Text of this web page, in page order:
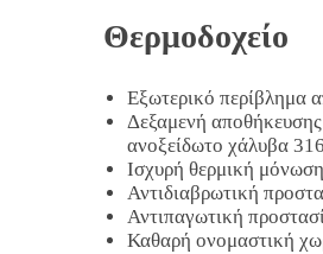
Θερμοδοχείο
Εξωτερικό περίβλημα
Δεξαμενή
ανοξείδωτο χάλυβα
Ισχυρή θερμική
Αντιδιαβρωτική
Αντιπαγωτική
Καθαρή ονομαστική